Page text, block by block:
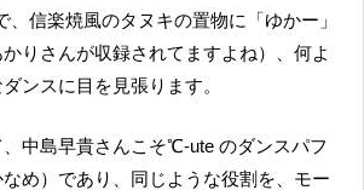
、信楽焼風のタヌキの置物に「ゆかー」
りさんが収録されてますよね）、何よ
ンスに目を見張ります。
め）であり、同じような役割を、モー